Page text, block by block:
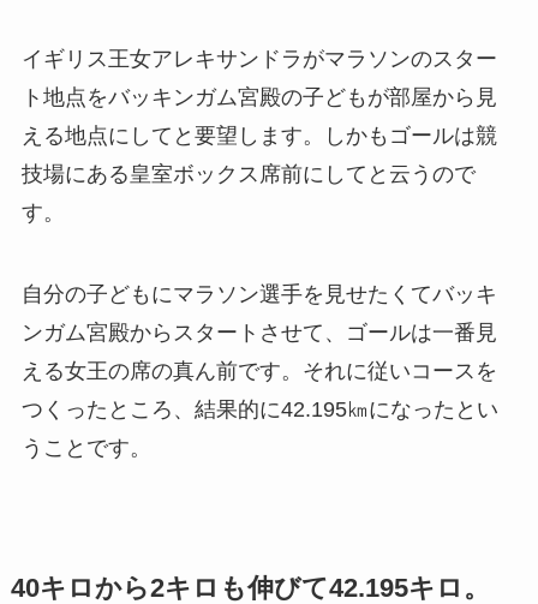
イギリス王女アレキサンドラがマラソンのスター
ト地点をバッキンガム宮殿の子どもが部屋から見
える地点にしてと要望します。しかもゴールは競
技場にある皇室ボックス席前にしてと云うので
す。
自分の子どもにマラソン選手を見せたくてバッキ
ンガム宮殿からスタートさせて、ゴールは一番見
える女王の席の真ん前です。それに従いコースを
つくったところ、結果的に42.195㎞になったとい
うことです。
40キロから2キロも伸びて42.195キロ。